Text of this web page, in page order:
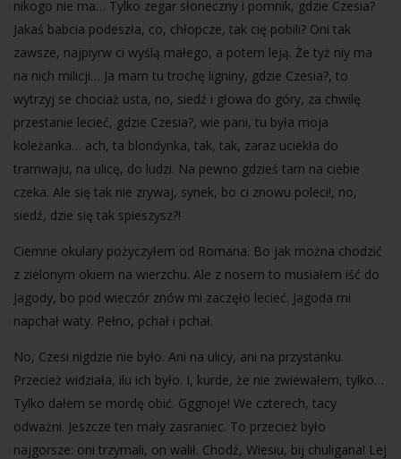
nikogo nie ma… Tylko zegar słoneczny i pomnik, gdzie Czesia?
Jakaś babcia podeszła, co, chłopcze, tak cię pobili? Oni tak
zawsze, najpiyrw ci wyślą małego, a potem leją. Że tyż niy ma
na nich milicji… Ja mam tu trochę ligniny, gdzie Czesia?, to
wytrzyj se chociaż usta, no, siedź i głowa do góry, za chwilę
przestanie lecieć, gdzie Czesia?, wie pani, tu była moja
koleżanka… ach, ta blondynka, tak, tak, zaraz uciekła do
tramwaju, na ulicę, do ludzi. Na pewno gdzieś tam na ciebie
czeka. Ale się tak nie zrywaj, synek, bo ci znowu poleci!, no,
siedź, dzie się tak spieszysz?!
Ciemne okulary pożyczyłem od Romana. Bo jak można chodzić
z zielonym okiem na wierzchu. Ale z nosem to musiałem iść do
Jagody, bo pod wieczór znów mi zaczęło lecieć. Jagoda mi
napchał waty. Pełno, pchał i pchał.
No, Czesi nigdzie nie było. Ani na ulicy, ani na przystanku.
Przecież widziała, ilu ich było. I, kurde, że nie zwiewałem, tylko…
Tylko dałem se mordę obić. Gggnoje! We czterech, tacy
odważni. Jeszcze ten mały zasraniec. To przecież było
najgorsze: oni trzymali, on walił. Chodź, Wiesiu, bij chuligana! Lej